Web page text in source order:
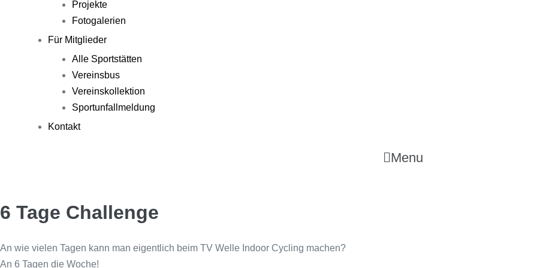
Projekte
Fotogalerien
Für Mitglieder
Alle Sportstätten
Vereinsbus
Vereinskollektion
Sportunfallmeldung
Kontakt
Menu
6 Tage Challenge
An wie vielen Tagen kann man eigentlich beim TV Welle Indoor Cycling machen?
An 6 Tagen die Woche!